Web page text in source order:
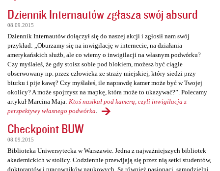
Dziennik Internautów zgłasza swój absurd
08.09.2015
Dziennik Internautów dołączył się do naszej akcji i zgłosił nam swój
przykład: „Oburzamy się na inwigilację w internecie, na działania
amerykańskich służb, ale co wiemy o inwigilacji na własnym podwórku?
Czy myślałeś, że gdy stoisz sobie pod blokiem, możesz być ciągle
obserwowany np. przez człowieka ze straży miejskiej, który siedzi przy
biurku i pije kawę? Czy myślałeś, ile naprawdę kamer może być w Twojej
okolicy? A może spojrzysz na mapkę, która może to ukazywać?”. Polecamy
artykuł Marcina Maja: Ktoś nasikał pod kamerą, czyli inwigilacja z
perspektywy własnego podwórka
Checkpoint BUW
08.09.2015
Biblioteka Uniwersytecka w Warszawie. Jedna z najważniejszych bibliotek
akademickich w stolicy. Codziennie przewijają się przez nią setki studentów,
doktorantów i pracowników naukowych. Są również pasjonaci, samodzielni